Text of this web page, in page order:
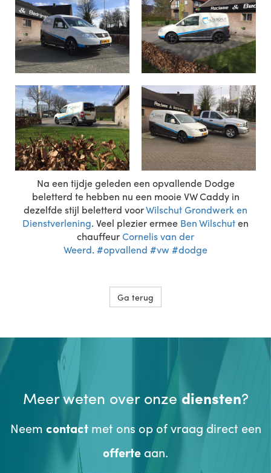
Na een tijdje geleden een opvallende Dodge
beletterd te hebben nu een mooie VW Caddy in
dezelfde stijl beletterd voorWilschut Grondwerk en
Dienstverlening. Veel plezier ermee Ben Wilschuten
chauffeurCornelis van der
Weerd. #opvallend #vw#dodge
Ga terug
Meer weten over onze diensten?
Neem contactmet ons op of vraag direct een
offerte aan.